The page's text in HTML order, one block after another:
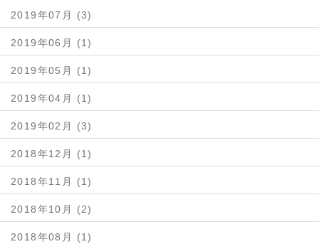
2019年07月 (3)
2019年06月 (1)
2019年05月 (1)
2019年04月 (1)
2019年02月 (3)
2018年12月 (1)
2018年11月 (1)
2018年10月 (2)
2018年08月 (1)